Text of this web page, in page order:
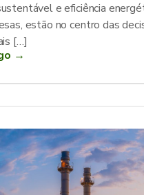
e eficiência
estão no centro das
[…]
→